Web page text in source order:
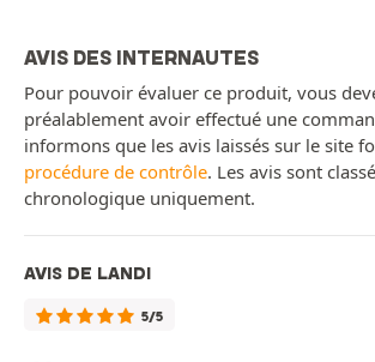
AVIS DES INTERNAUTES
Pour pouvoir évaluer ce produit, vous
préalablement avoir effectué une
informons que les avis laissés sur le site
procédure de contrôle. Les avis sont
chronologique uniquement.
AVIS DE LANDI
5/5